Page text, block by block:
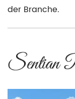
der Branche.